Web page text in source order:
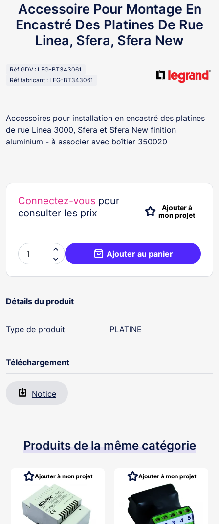
Accessoire Pour Montage En
Encastré Des Platines De Rue
Linea, Sfera, Sfera New
Réf GDV : LEG-BT343061
Réf fabricant : LEG-BT343061
Accessoires pour installation en encastré des platines
de rue Linea 3000, Sfera et Sfera New finition
aluminium - à associer avec boîtier 350020
Connectez-vous pour
consulter les prix
Ajouter à
mon projet

 Ajouter au panier
Détails du produit
Type de produit PLATINE
Téléchargement
Notice
Produits de la même catégorie
Ajouter à mon projet Ajouter à mon projet